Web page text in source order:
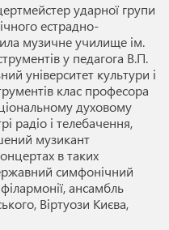
ударної групи
естрадно-
музичне училище ім.
у педагога В.П.
університет культури і
клас професора
духовому
радіо і телебачення,
музикант
в таких
симфонічний
ансамбль
Віртуози Києва,